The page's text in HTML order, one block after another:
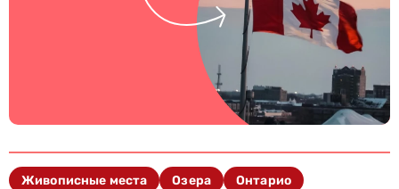
Живописные места Озера Онтарио